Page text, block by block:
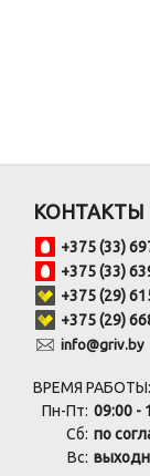
КОНТАКТЫ
+375 (33)
+375 (33)
+375 (29)
+375 (29)
info@griv.by
ВРЕМЯ РАБОТЫ:
Пн-Пт: 09:00 -
Сб: по
Вс: